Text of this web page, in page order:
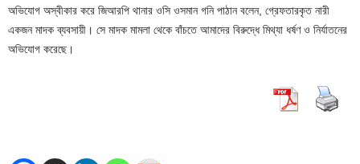
অভিযোগ অস্বীকার করে জিআরপি থানার ওসি ওসমান গনি পাঠান বলেন, গ্রেফতারকৃত নারী
একজন মাদক ব্যবসায়ী। সে মাদক মামলা থেকে বাঁচতে আমাদের বিরুদ্ধে মিথ্যা ধর্ষণ ও নির্যাতনের
অভিযোগ করেছে।